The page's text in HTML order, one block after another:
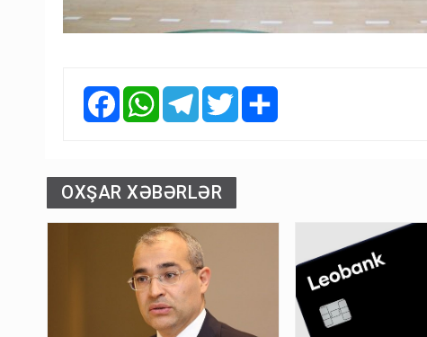
FacebookWhatsAppTelegramTwitter
OXŞAR XƏBƏRLƏR